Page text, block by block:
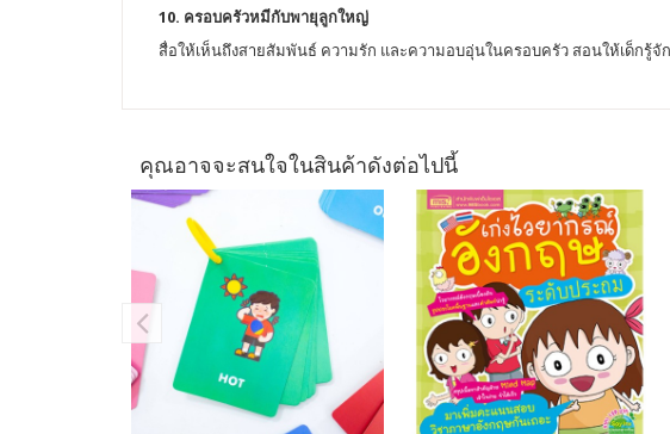
10. ครอบครัวหมีกับพายุลูกใหญ่
สื่อให้เห็นถึงสายสัมพันธ์ ความรัก และความอบอุ่นในครอบครัว สอนให้เด็กรู้
คุณอาจจะสนใจในสินค้าดังต่อไปนี้